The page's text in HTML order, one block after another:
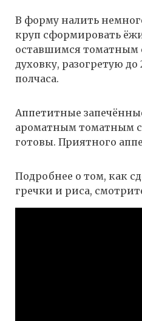
В форму налить
круп сформировать
оставшимся томатным
духовку, разогретую до
полчаса.
Аппетитные
ароматным томатным
готовы. Приятного
Подробнее о том, как
гречки и риса,